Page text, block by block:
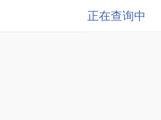
正在查询中